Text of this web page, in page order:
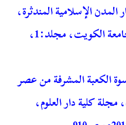
الإسلامية المندثرة،
المجلة العربية للعلوم الإنسانية، جامعة الكويت، مجلد:1،
الكعبة المشرفة من عصر
كلية دار العلوم،